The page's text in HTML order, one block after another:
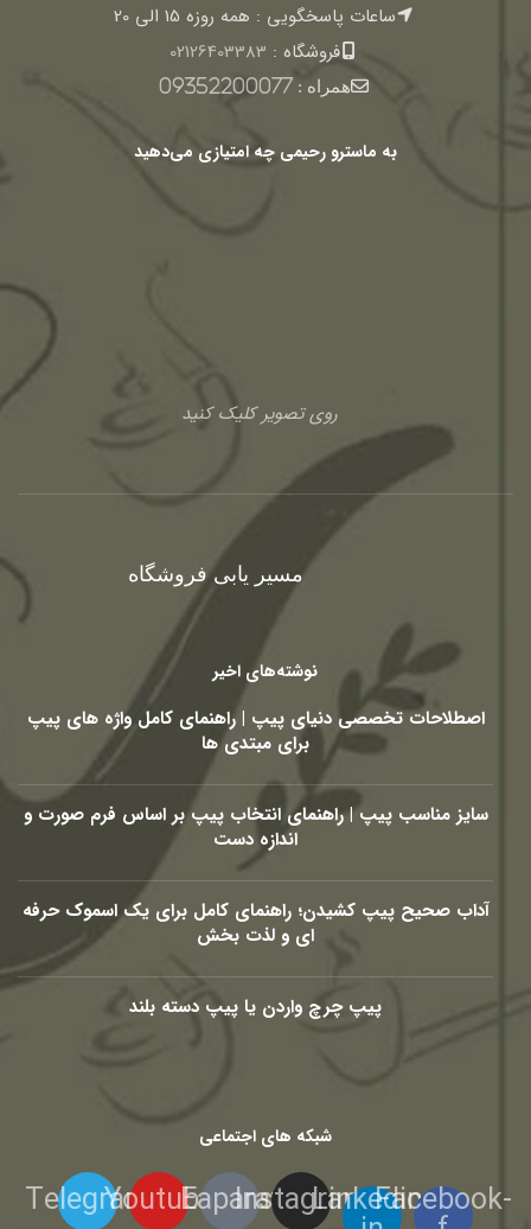
ساعات پاسخگویی : همه روزه 15 الی 20
فروشگاه : 02126403383
همراه :09352200077
به ماسترو رحیمی چه امتیازی می‌دهید
روی تصویر کلیک کنید
مسیر یابی فروشگاه
نوشته‌های اخیر
اصطلاحات تخصصی دنیای پیپ | راهنمای کامل واژه های پیپ
برای مبتدی ها
سایز مناسب پیپ | راهنمای انتخاب پیپ بر اساس فرم صورت و
اندازه دست
آداب صحیح پیپ کشیدن؛ راهنمای کامل برای یک اسموک حرفه
ای و لذت بخش
پیپ چرچ واردن یا پیپ دسته بلند
شبکه های اجتماعی
Facebook-
Linkedin-
Instagram
Eaparat
Youtube
Telegram